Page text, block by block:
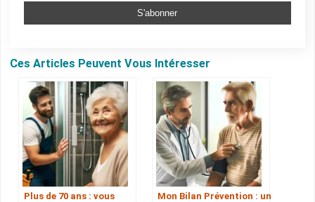
Ces Articles Peuvent Vous Intéresser
Plus de 70 ans : vous
Mon Bilan Prévention : un